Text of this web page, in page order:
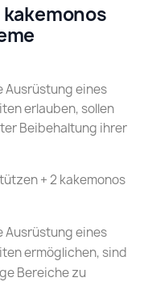
Ausrüstung eines
erlauben, sollen
Beibehaltung ihrer
+ 2 kakemonos
Ausrüstung eines
ermöglichen, sind
Bereiche zu